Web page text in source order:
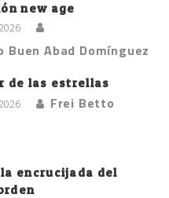
new age
Buen Abad Domínguez
de las estrellas
Frei Betto
la encrucijada del